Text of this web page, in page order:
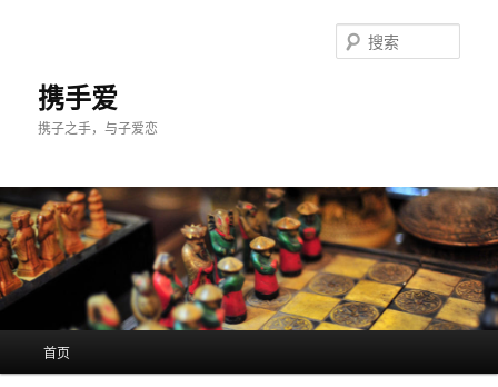
携手爱
携子之手，与子爱恋
索
首页